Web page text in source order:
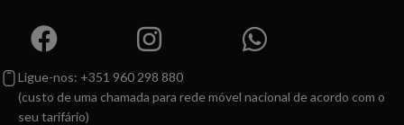
Ligue-nos: +351 960 298 880
(custo de uma chamada para rede móvel nacional de acordo com o
seu tarifário)